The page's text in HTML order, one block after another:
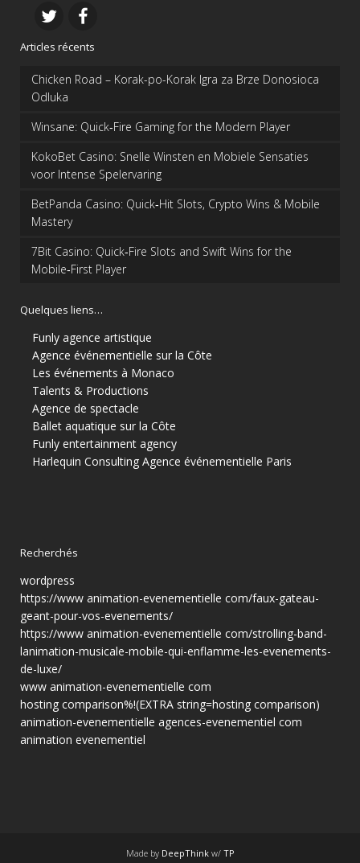
Articles récents
Chicken Road – Korak-po-Korak Igra za Brze Donosioca
Odluka
Winsane: Quick‑Fire Gaming for the Modern Player
KokoBet Casino: Snelle Winsten en Mobiele Sensaties
voor Intense Spelervaring
BetPanda Casino: Quick‑Hit Slots, Crypto Wins & Mobile
Mastery
7Bit Casino: Quick‑Fire Slots and Swift Wins for the
Mobile‑First Player
Quelques liens…
Funly agence artistique
Agence événementielle sur la Côte
Les événements à Monaco
Talents & Productions
Agence de spectacle
Ballet aquatique sur la Côte
Funly entertainment agency
Harlequin Consulting Agence événementielle Paris
Recherchés
wordpress
https://www animation-evenementielle com/faux-gateau-
geant-pour-vos-evenements/
https://www animation-evenementielle com/strolling-band-
lanimation-musicale-mobile-qui-enflamme-les-evenements-
de-luxe/
www animation-evenementielle com
hosting comparison%!(EXTRA string=hosting comparison)
animation-evenementielle agences-evenementiel com
animation evenementiel
Made by DeepThinkw/ TP